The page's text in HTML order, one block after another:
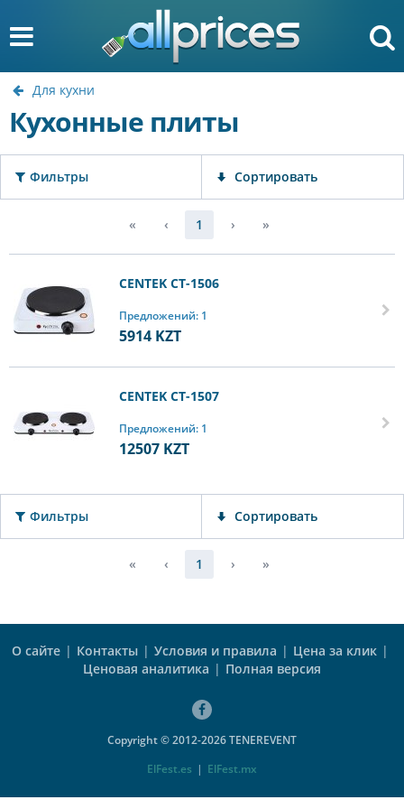
Для кухни
Кухонные плиты
Фильтры Сортировать
« ‹ 1 › »
CENTEK CT-1506
Предложений: 1
5914 KZT
CENTEK CT-1507
Предложений: 1
12507 KZT
Фильтры Сортировать
« ‹ 1 › »
О сайте | Контакты | Условия и правила | Цена за клик |
Ценовая аналитика | Полная версия
Copyright © 2012-2026 TENEREVENT
ElFest.es | ElFest.mx